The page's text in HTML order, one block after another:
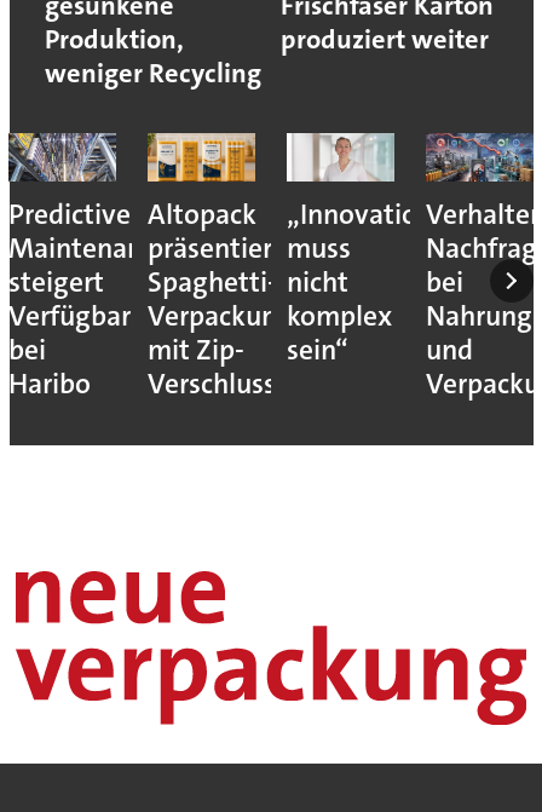
Produktion,
weniger Recycling
produziert weiter
Predictive
Maintenance
steigert
Verfügbarkeit
bei
Haribo
Altopack
präsentiert
Spaghetti-
Verpackung
mit Zip-
Verschluss
„Innovation
muss
nicht
komplex
sein“
bei
und